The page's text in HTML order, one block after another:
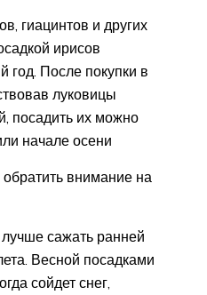
гиацинтов и других
ирисов
год. После покупки в
луковицы
посадить их можно
начале осени
внимание на
сажать ранней
Весной посадками
сойдет снег,